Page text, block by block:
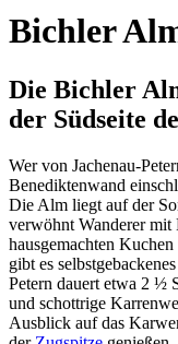
Bichler
Die Bichler
der Südseite
Wer von Jachenau-
Benediktenwand
Die Alm liegt auf der
verwöhnt Wanderer mit
hausgemachten
gibt es
Petern dauert etwa 2 ½
und schottrige
Ausblick auf das